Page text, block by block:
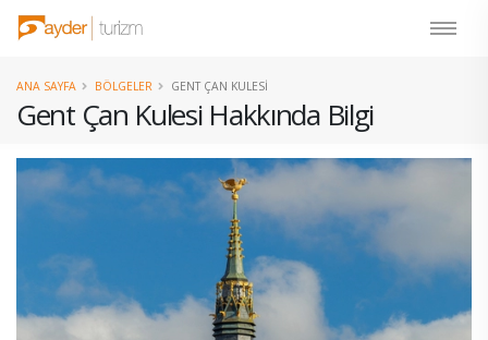
Gent Çan Kulesi Hakkında Bilgi
ANA SAYFA BÖLGELER GENT ÇAN KULESI